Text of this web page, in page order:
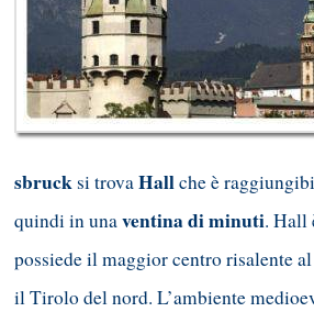
sbrucksi trovaHallche è
quindi in unaventina di minuti. Hall
possiede il maggior centro risalente
il Tirolo del nord. L’ambiente